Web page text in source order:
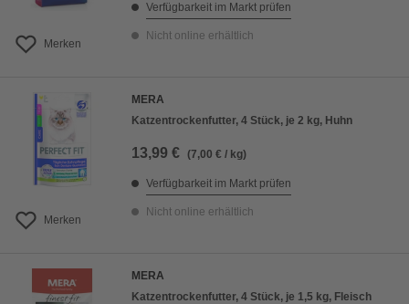
Merken
Verfügbarkeit im Markt prüfen
Nicht online erhältlich
Merken
MERA
Katzentrockenfutter, 4 Stück, je 2 kg, Huhn
13,99 € (7,00 € / kg)
Verfügbarkeit im Markt prüfen
Nicht online erhältlich
MERA
Katzentrockenfutter, 4 Stück, je 1,5 kg, Fleisch